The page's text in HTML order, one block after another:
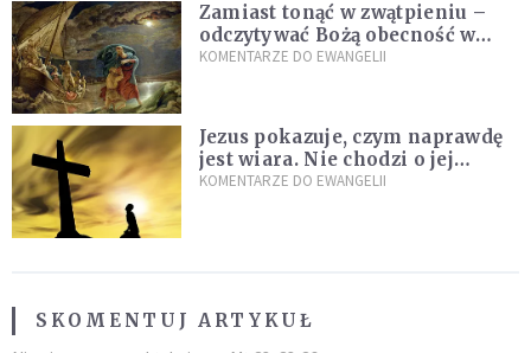
Zamiast tonąć w zwątpieniu –
odczytywać Bożą obecność w
burzach codziennego życia
KOMENTARZE DO EWANGELII
Jezus pokazuje, czym naprawdę
jest wiara. Nie chodzi o jej
wielkość
KOMENTARZE DO EWANGELII
SKOMENTUJ ARTYKUŁ